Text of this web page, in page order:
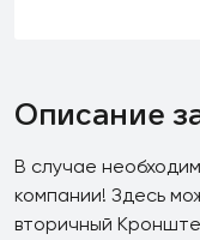
Описание
В случае
компании! Здесь
вторичный